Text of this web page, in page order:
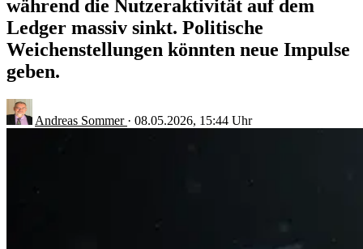
während die Nutzeraktivität auf dem
Ledger massiv sinkt. Politische
Weichenstellungen könnten neue Impulse
geben.
Andreas Sommer · 08.05.2026, 15:44 Uhr